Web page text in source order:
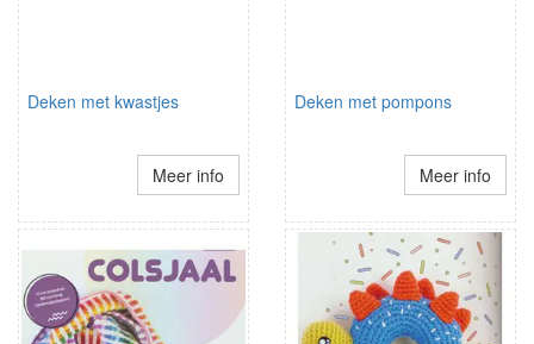
Deken met kwastjes
Meer info
Deken met pompons
Meer info